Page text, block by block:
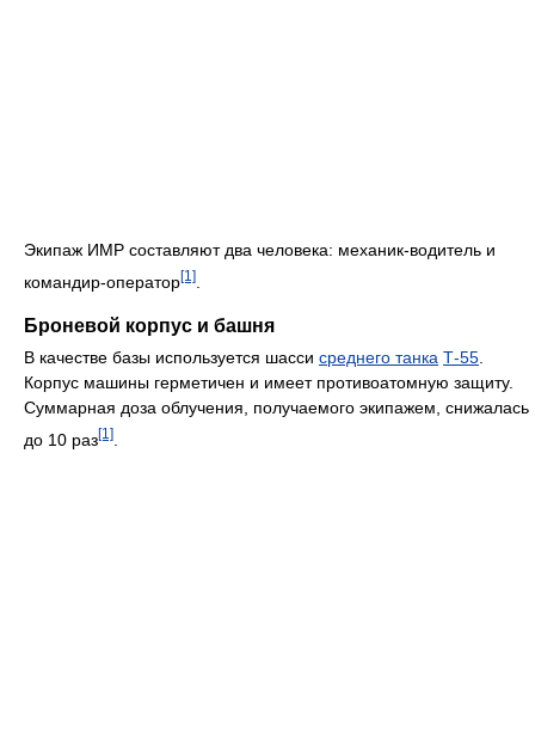
Экипаж ИМР составляют два человека: механик-водитель и
командир-оператор[1]
Броневой корпус и башня
В качестве базы используется шасси среднего танка Т-55
Корпус машины герметичен и имеет противоатомную защиту.
Суммарная доза облучения, получаемого экипажем, снижалась
до 10 раз[1]